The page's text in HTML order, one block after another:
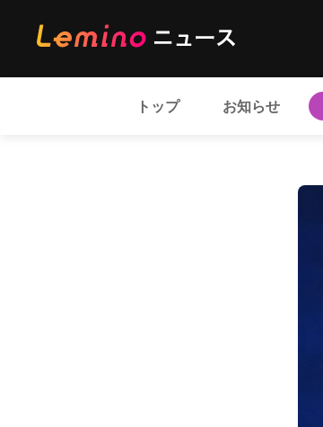
トップ お知らせ